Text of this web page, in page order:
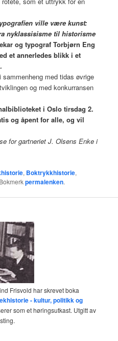
ville være kunst:
nyklassisisme til historisme
og typograf Torbjørn Eng
et annerledes blikk i et
med tidas øvrige
og med konkurransen
i Oslo tirsdag 2.
og åpent for alle, og vil
for gartneriet J. Olsens Enke i
, Boktrykkhistorie,
permalenken.
Frisvold har skrevet boka
- kultur, politikk og
som et høringsutkast. Utgitt av